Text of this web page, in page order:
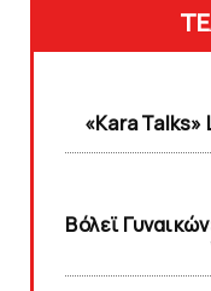
«Kara Talks»
Bόλεϊ